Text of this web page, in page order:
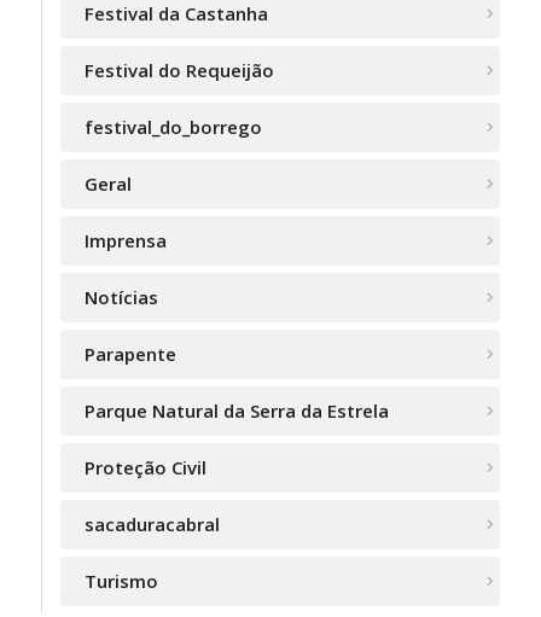
Festival da Castanha
Festival do Requeijão
festival_do_borrego
Geral
Imprensa
Notícias
Parapente
Parque Natural da Serra da Estrela
Proteção Civil
sacaduracabral
Turismo